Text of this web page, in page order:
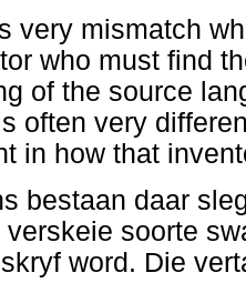
very mismatch
who must find
of the source
often very
in how that
bestaan daar
verskeie soorte
word. Die